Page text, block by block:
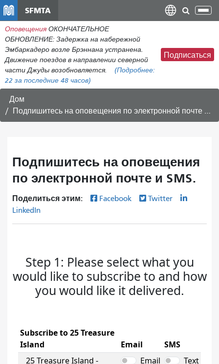
содержанию
SFMTA
Оповещения ОКОНЧАТЕЛЬНОЕ
ОБНОВЛЕНИЕ: Задержка на набережной
Эмбаркадеро возле Брэннана устранена.
Движение поездов в направлении северной
части Джуды возобновляется.
(Подробнее:
22 за последние 48 часов)
Подписаться
Дом
Подпишитесь на оповещения по электронной почте и SMS.
Подпишитесь на оповещения
по электронной почте и SMS.
Поделиться этим: Facebook
Twitter
LinkedIn